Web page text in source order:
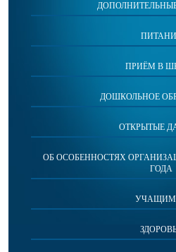
ПРИЁМ В
ДОШКОЛЬНОЕ
ОТКРЫТЫЕ
ОБ ОСОБЕННОСТЯХ
ГОДА